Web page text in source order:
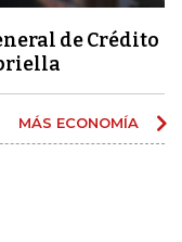
de Crédito
MÁS ECONOMÍA